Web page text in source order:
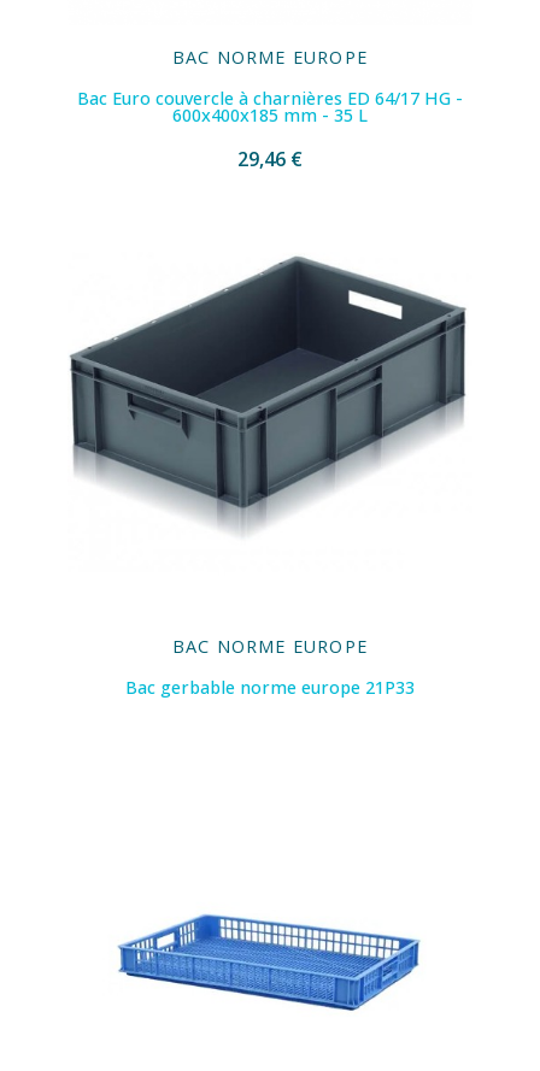
BAC NORME EUROPE
Bac Euro couvercle à charnières ED 64/17 HG -
600x400x185 mm - 35 L
29,46 €
BAC NORME EUROPE
Bac gerbable norme europe 21P33